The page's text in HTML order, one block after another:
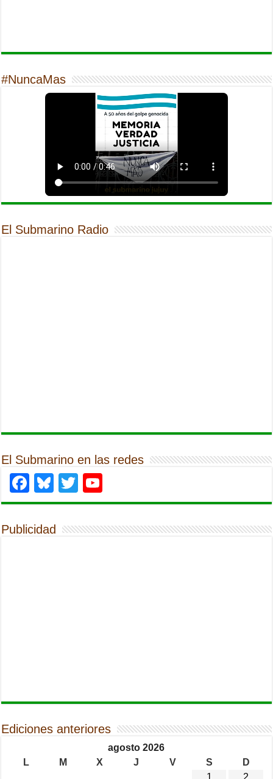
#NuncaMas
El Submarino Radio
El Submarino en las redes
Facebook
Bluesky
Twitter
Publicidad
Ediciones anteriores
agosto 2026
L
M X J V S
D
1
2